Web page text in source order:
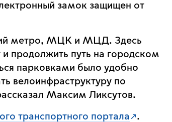
замок защищен от
метро, МЦК и МЦД. Здесь
продолжить путь на городском
парковками было удобно
велоинфраструктуру по
Максим Ликсутов.
транспортного портала .